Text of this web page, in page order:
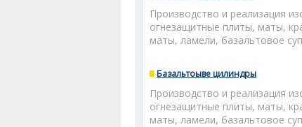
Производство и реализация
огнезащитные плиты, маты,
маты, ламели, базальтовое
Базальтоыве цилиндры
Производство и реализация
огнезащитные плиты, маты,
маты, ламели, базальтовое